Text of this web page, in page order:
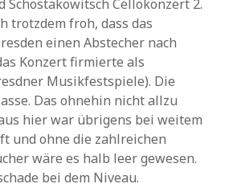
Schostakowitsch Cellokonzert 2.
trotzdem froh, dass das
einen Abstecher nach
Konzert firmierte als
Musikfestspiele). Die
Das ohnehin nicht allzu
hier war übrigens bei weitem
und ohne die zahlreichen
wäre es halb leer gewesen.
bei dem Niveau.